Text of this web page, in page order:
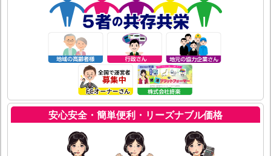
安心安全・簡単便利・リーズナブル価格